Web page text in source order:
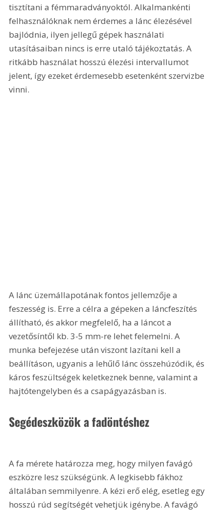
tisztítani a fémmaradványoktól. Alkalmankénti
felhasználóknak nem érdemes a lánc élezésével
bajlódnia, ilyen jellegű gépek használati
utasításaiban nincs is erre utaló tájékoztatás. A
ritkább használat hosszú élezési intervallumot
jelent, így ezeket érdemesebb esetenként szervizbe
vinni.
A lánc üzemállapotának fontos jellemzője a
feszesség is. Erre a célra a gépeken a láncfeszítés
állítható, és akkor megfelelő, ha a láncot a
vezetősíntől kb. 3-5 mm-re lehet felemelni. A
munka befejezése után viszont lazítani kell a
beállításon, ugyanis a lehűlő lánc összehúzódik, és
káros feszültségek keletkeznek benne, valamint a
hajtótengelyben és a csapágyazásban is.
Segédeszközök a fadöntéshez
A fa mérete határozza meg, hogy milyen favágó
eszközre lesz szükségünk. A legkisebb fákhoz
általában semmilyenre. A kézi erő elég, esetleg egy
hosszú rúd segítségét vehetjük igénybe. A favágó